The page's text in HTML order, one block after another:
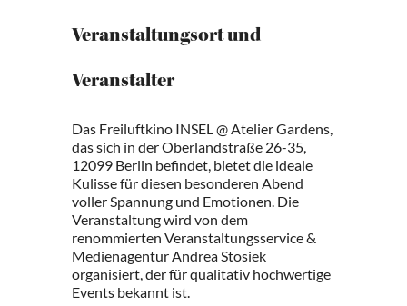
Veranstaltungsort und
Veranstalter
Das Freiluftkino INSEL @ Atelier Gardens,
das sich in der Oberlandstraße 26-35,
12099 Berlin befindet, bietet die ideale
Kulisse für diesen besonderen Abend
voller Spannung und Emotionen. Die
Veranstaltung wird von dem
renommierten Veranstaltungsservice &
Medienagentur Andrea Stosiek
organisiert, der für qualitativ hochwertige
Events bekannt ist.